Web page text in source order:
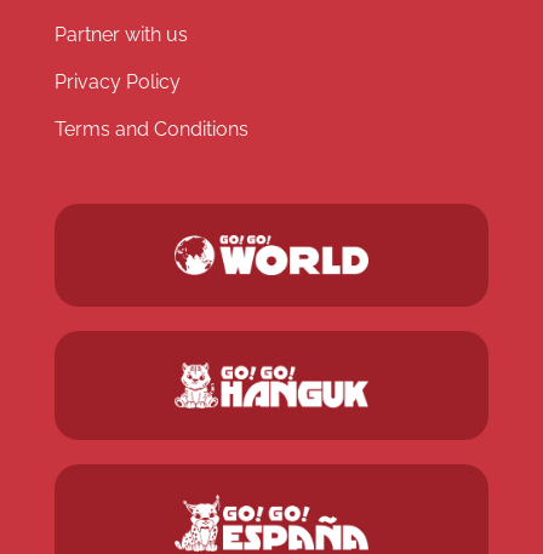
Partner with us
Privacy Policy
Terms and Conditions